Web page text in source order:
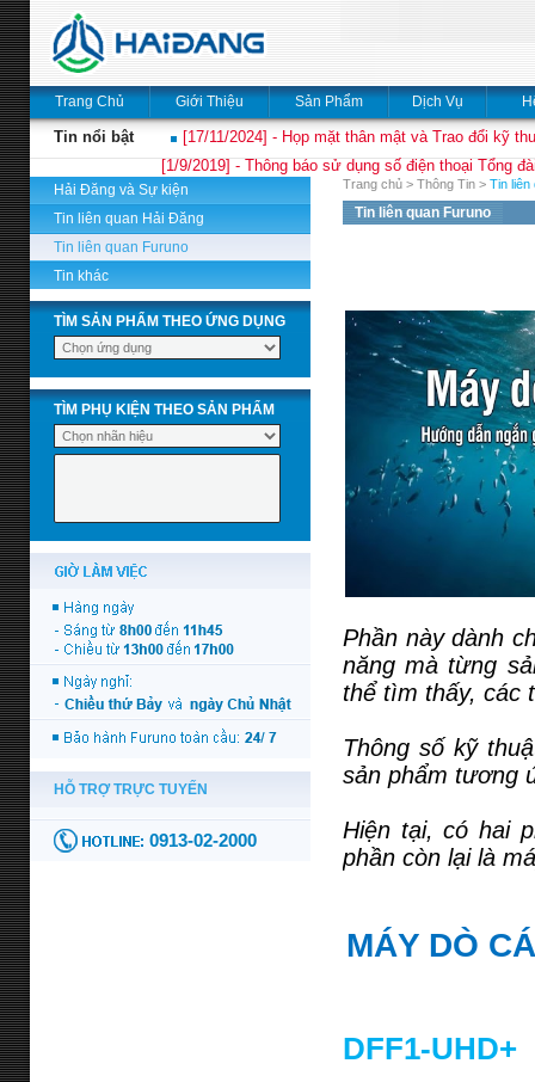
Trang Chủ Giới Thiệu Sản Phẩm Dịch Vụ
Tin nổi bật
[17/11/2024] - Họp mặt thân mật và Trao đổi kỹ
[1/9/2019] - Thông báo sử dụng số điện thoại Tổng
Hải Đăng và Sự kiện
Tin liên quan Hải Đăng
Tin liên quan Furuno
Tin khác
TÌM SẢN PHẨM THEO ỨNG DỤNG
TÌM PHỤ KIỆN THEO SẢN PHẨM
Trang chủ > Thông Tin > Tin liên
Tin liên quan Furuno
Phần này dành
năng mà từng
thể tìm thấy, các
Thông số kỹ
sản phẩm tương
Hiện tại, có hai
phần còn lại là
MÁY DÒ
DFF1-UHD+